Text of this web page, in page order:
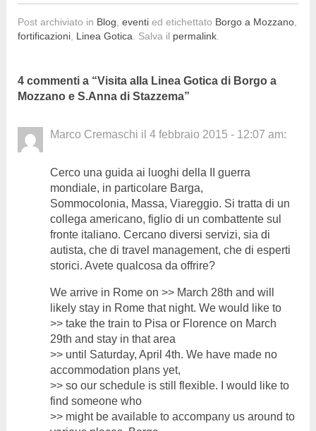
Post archiviato in Blog eventied etichettato Borgo a Mozzano,
fortificazioni, Linea Gotica . Salva il permalink.
4 commenti a “Visita alla Linea Gotica di Borgo a
Mozzano e S.Anna di Stazzema”
Marco Cremaschi il 4 febbraio 2015 - 12:07 am:
Cerco una guida ai luoghi della II guerra
mondiale, in particolare Barga,
Sommocolonia, Massa, Viareggio. Si tratta di un
collega americano, figlio di un combattente sul
fronte italiano. Cercano diversi servizi, sia di
autista, che di travel management, che di esperti
storici. Avete qualcosa da offrire?
We arrive in Rome on >> March 28th and will
likely stay in Rome that night. We would like to
>> take the train to Pisa or Florence on March
29th and stay in that area
>> until Saturday, April 4th. We have made no
accommodation plans yet,
>> so our schedule is still flexible. I would like to
find someone who
>> might be available to accompany us around to